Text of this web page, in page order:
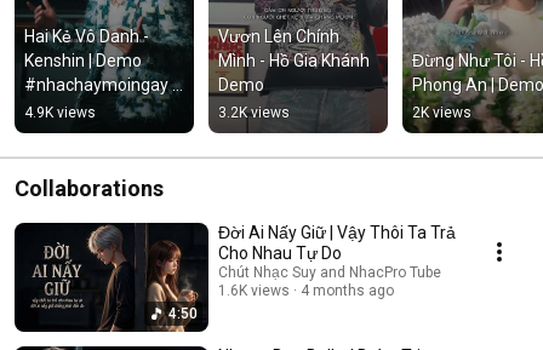
Hai Kẻ Vô Danh -
Kenshin | Demo
#nhachaymoingay
#tamtrang
4.9K views
Vươn Lên Chính
Mình - Hồ Gia Khánh
Demo
3.2K views
Đừng Như Tôi -
Phong An | Demo
2K views
Collaborations
4:50
Đời Ai Nấy Giữ | Vậy Thôi Ta Trả
Cho Nhau Tự Do
Chút Nhạc Suy and NhacPro Tube
1.6K views
4 months ago